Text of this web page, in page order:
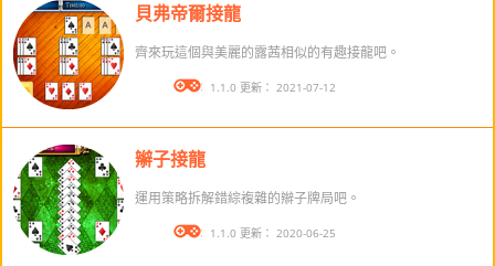
貝弗帝爾接龍
齊來玩這個與美麗的露茜相似的有趣接龍吧。
版本： 1.1.0 更新： 2021-07-12
辮子接龍
運用策略拆解錯綜複雜的辮子牌局吧。
版本： 1.1.0 更新： 2020-06-25